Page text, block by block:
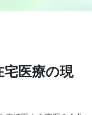
宅医療の現